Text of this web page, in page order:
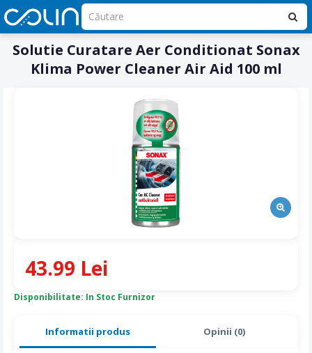
Solutie Curatare Aer Conditionat Sonax
Klima Power Cleaner Air Aid 100 ml
Informatii produs Opinii (0)
Disponibilitate: In Stoc Furnizor
43.99 Lei